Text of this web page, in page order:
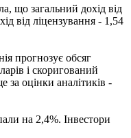
що загальний дохід від
від ліцензування - 1,54
прогнозує обсяг
і скоригований
за оцінки аналітиків -
на 2,4%. Інвестори